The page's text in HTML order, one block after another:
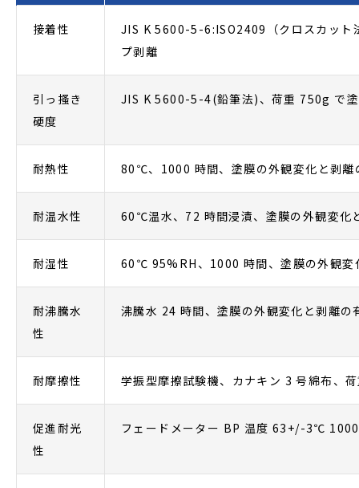
接着性
JIS K 5600-5-6:ISO2409（クロスカッ
プ剥離
引っ搔き
硬度
JIS K 5600-5-4(鉛筆法)、荷重 750g で
耐熱性 80℃、1000 時間、塗膜の外観変化と剥離
耐温水性 60℃温水、72 時間浸漬、塗膜の外観変化
耐湿性 60℃ 95%RH、1000 時間、塗膜の外観変
耐沸騰水
性
沸騰水 24 時間、塗膜の外観変化と剥離の
耐摩擦性 学振型摩擦試験機、カナキン 3 号綿布、
促進耐光
性
フェードメーター BP 温度 63+/-3℃